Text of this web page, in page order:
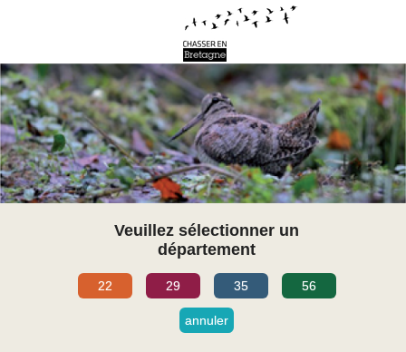
Veuillez sélectionner un
département
22 29 35 56
annuler